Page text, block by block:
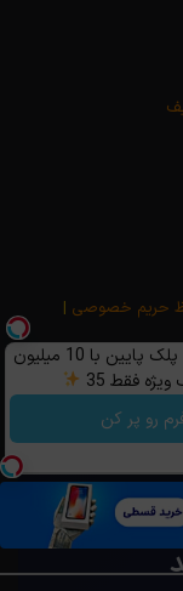
حریم خصوصی |
جراحی زیبایی پلک پایین با 10 میلیون
فقط 35
رو پر کن